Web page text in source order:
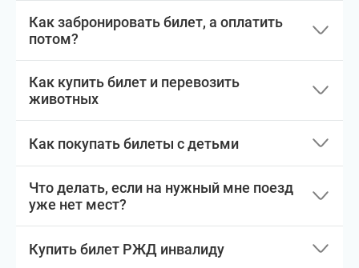
Как забронировать билет, а оплатить
потом?
Как купить билет и перевозить
животных
Как покупать билеты с детьми
Что делать, если на нужный мне поезд
уже нет мест?
Купить билет РЖД инвалиду